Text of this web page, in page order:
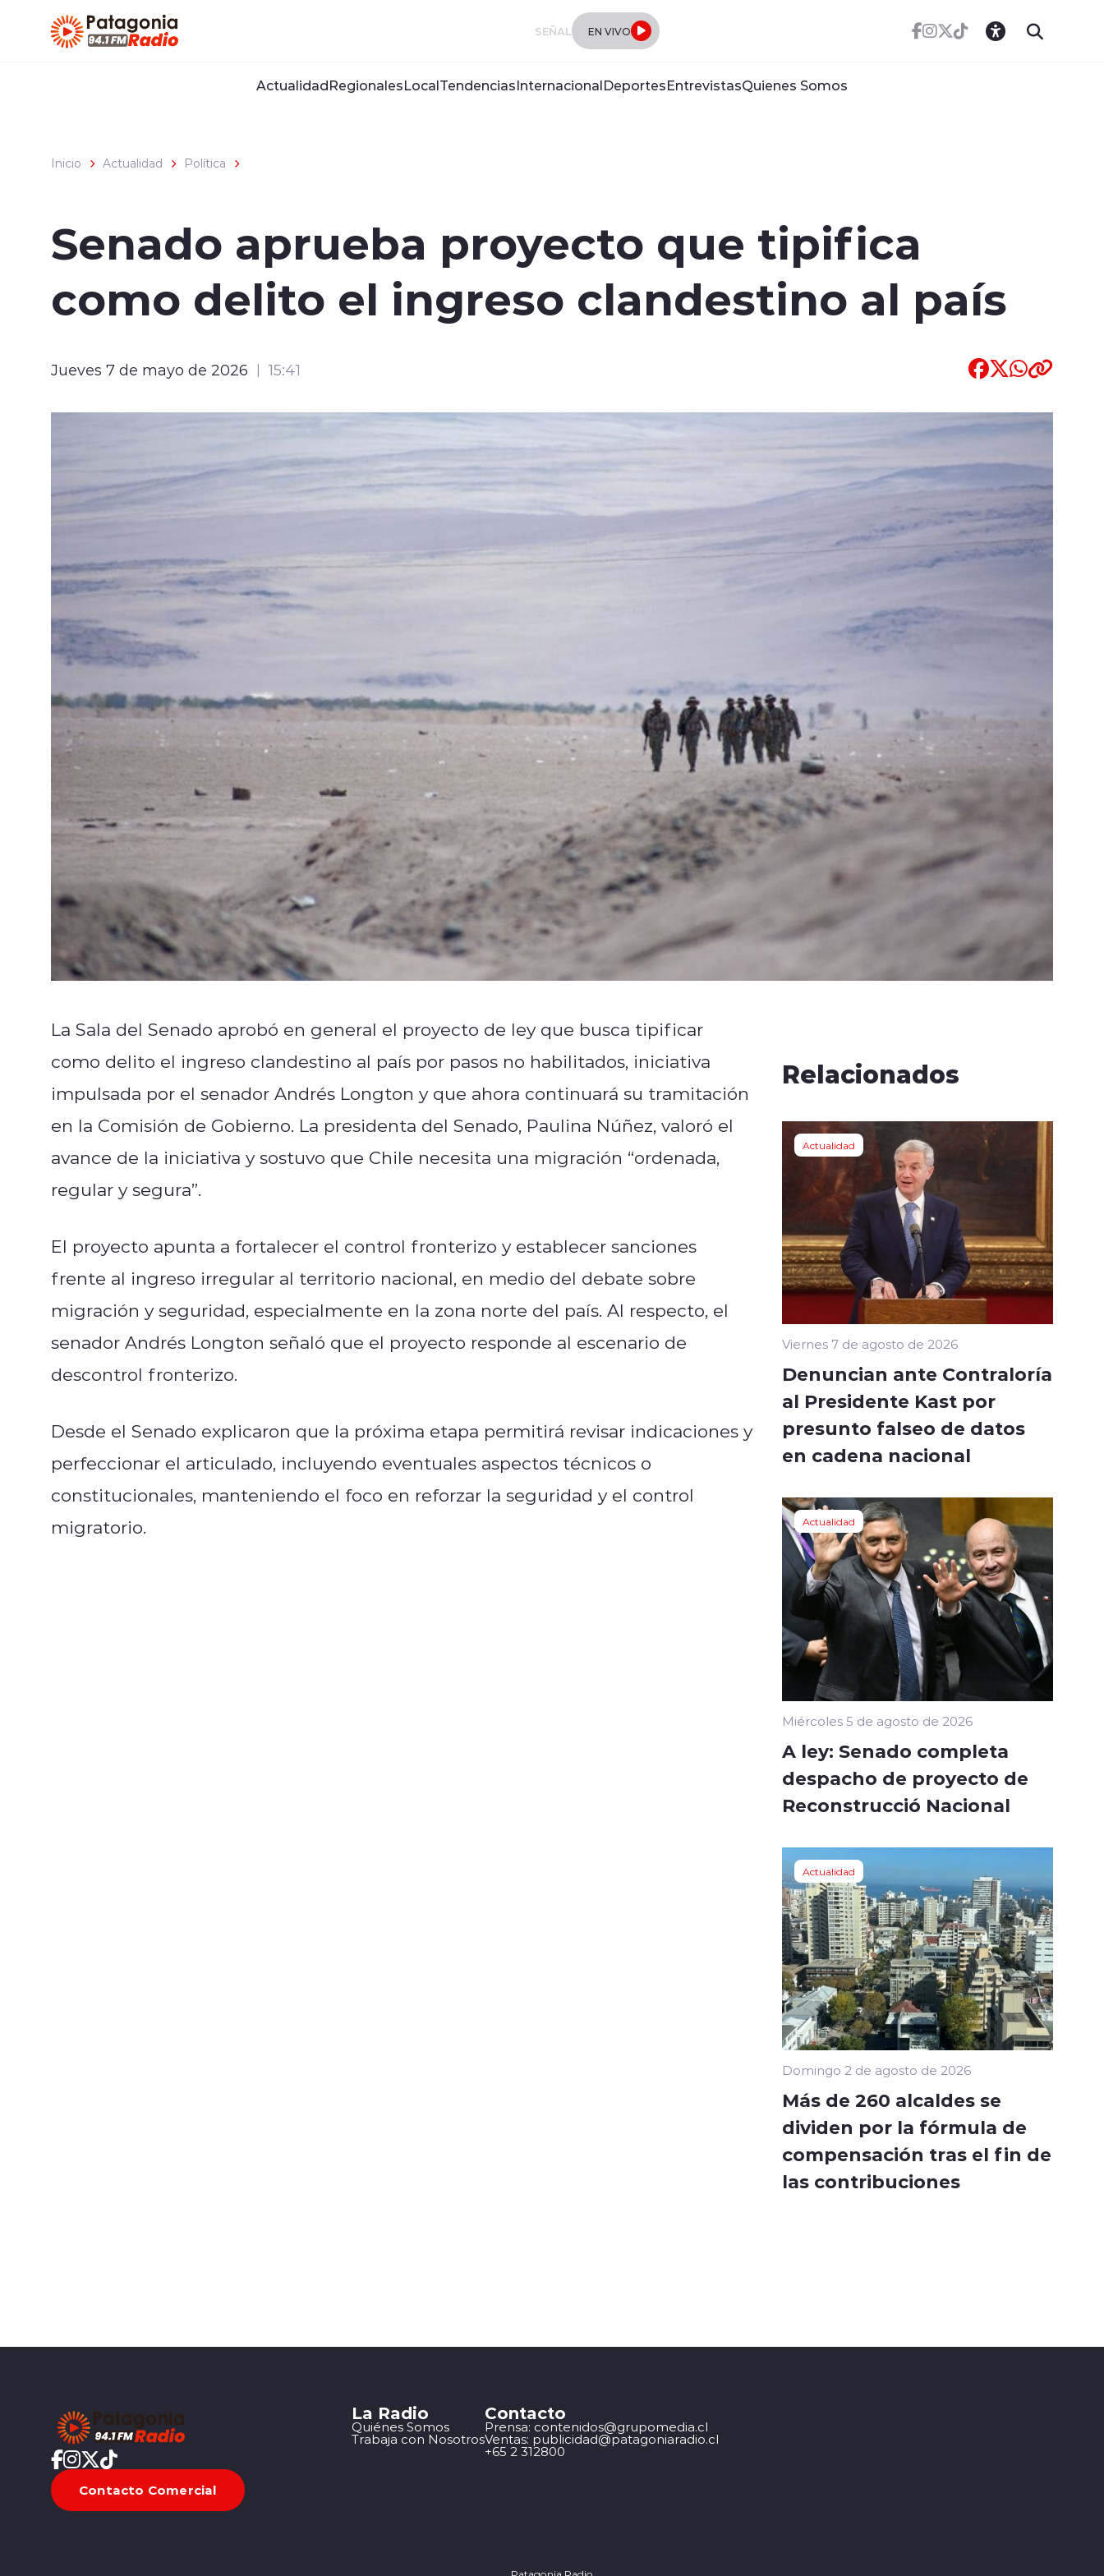
SEÑAL EN VIVO
ActualidadRegionalesLocalTendenciasInternacionalDeportesEntrevistasQuienes Somos
Inicio Actualidad Política
Senado aprueba proyecto que tipifica
como delito el ingreso clandestino al país
Jueves 7 de mayo de 2026 15:41
La Sala del Senado aprobó en general el proyecto de ley que busca tipificar
como delito el ingreso clandestino al país por pasos no habilitados, iniciativa
impulsada por el senador Andrés Longton y que ahora continuará su tramitación
en la Comisión de Gobierno. La presidenta del Senado, Paulina Núñez, valoró el
avance de la iniciativa y sostuvo que Chile necesita una migración “ordenada,
regular y segura”.
El proyecto apunta a fortalecer el control fronterizo y establecer sanciones
frente al ingreso irregular al territorio nacional, en medio del debate sobre
migración y seguridad, especialmente en la zona norte del país. Al respecto, el
senador Andrés Longton señaló que el proyecto responde al escenario de
descontrol fronterizo.
Desde el Senado explicaron que la próxima etapa permitirá revisar indicaciones y
perfeccionar el articulado, incluyendo eventuales aspectos técnicos o
constitucionales, manteniendo el foco en reforzar la seguridad y el control
migratorio.
Relacionados
Actualidad
Viernes 7 de agosto de 2026
Denuncian ante Contraloría
al Presidente Kast por
presunto falseo de datos
en cadena nacional
Actualidad
Miércoles 5 de agosto de 2026
A ley: Senado completa
despacho de proyecto de
Reconstrucció Nacional
Actualidad
Domingo 2 de agosto de 2026
Más de 260 alcaldes se
dividen por la fórmula de
compensación tras el fin de
las contribuciones
Contacto Comercial
La Radio
Quiénes Somos
Trabaja con Nosotros
Contacto
Prensa: contenidos@grupomedia.cl
Ventas: publicidad@patagoniaradio.cl
+65 2 312800